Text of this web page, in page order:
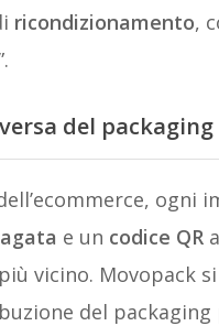
ricondizionamento,
del packaging
ogni
e un codice QR
vicino. Movopack
del